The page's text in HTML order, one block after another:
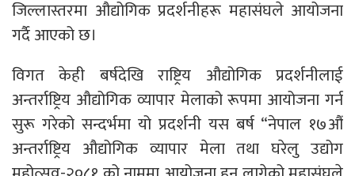
जिल्लास्तरमा औद्योगिक प्रदर्शनीहरू महासंघले आयोजना
गर्दै आएको छ।
विगत केही बर्षदेखि राष्ट्रिय औद्योगिक प्रदर्शनीलाई
अन्तर्राष्ट्रिय औद्योगिक व्यापार मेलाको रूपमा आयोजना गर्न
सुरू गरेको सन्दर्भमा यो प्रदर्शनी यस बर्ष “नेपाल १७औं
अन्तर्राष्ट्रिय औद्योगिक व्यापार मेला तथा घरेलु उद्योग